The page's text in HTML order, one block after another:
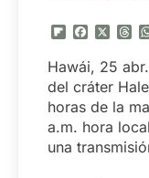
Flipboard
Hawái, 25
del cráter
horas de la
a.m. hora
una